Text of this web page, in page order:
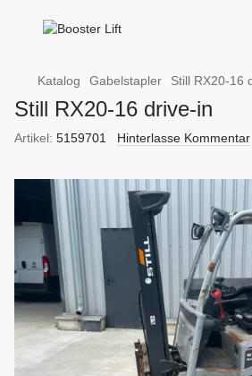
Katalog Gabelstapler Still RX20-16
Still RX20-16 drive-in
Artikel: 5159701 Hinterlasse Kommentar